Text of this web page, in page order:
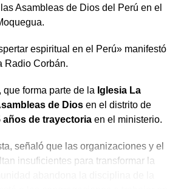
Machaca
Flor Coayla
Maldonado
Chambilla
Vilca Canahuire
Machaca Ito
Tapia Lovon
bajo orden de detención preliminar
de organización criminal y
Asambleas de Dios del Perú en el
espiritual en el Perú» manifestó
Radio Corbán.
que forma parte de la Iglesia La
de Diosen el distrito de
años de trayectoriaen el ministerio.
señaló que las organizaciones y el
insuficientes para transformar la